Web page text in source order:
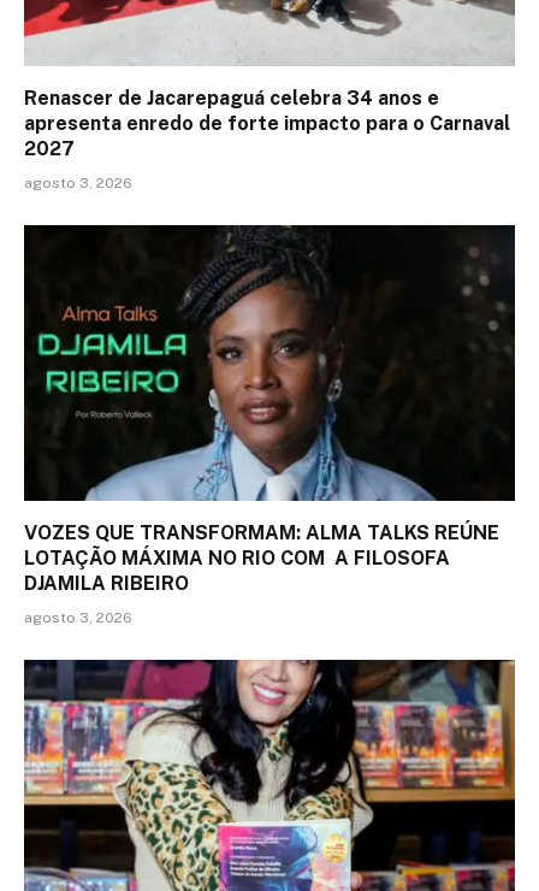
Renascer de Jacarepaguá celebra 34 anos e
apresenta enredo de forte impacto para o Carnaval
2027
agosto 3, 2026
VOZES QUE TRANSFORMAM: ALMA TALKS REÚNE
LOTAÇÃO MÁXIMA NO RIO COM A FILOSOFA
DJAMILA RIBEIRO
agosto 3, 2026